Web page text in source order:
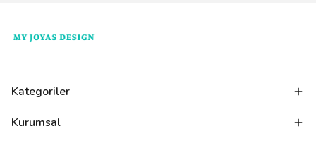
Kategoriler
Kurumsal